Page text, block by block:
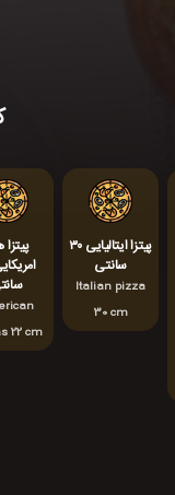
پیتزا ایتالیایی ۳۰
سانتی
Italian pizza
30 cm
22 cm